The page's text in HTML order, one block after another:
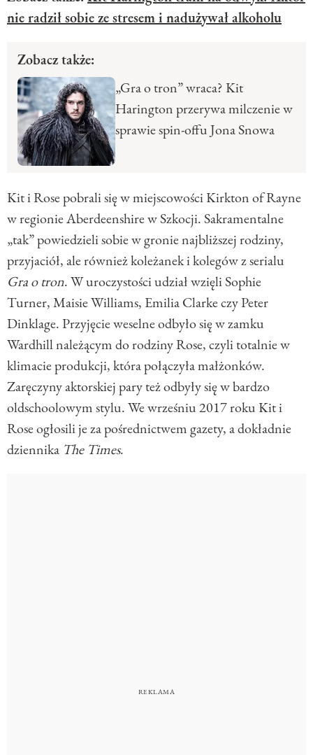
nie radził sobie ze stresem i nadużywał alkoholu
Zobacz także:
„Gra o tron” wraca? Kit
Harington przerywa milczenie w
sprawie spin-offu Jona Snowa
Kit i Rose pobrali się w miejscowości Kirkton of Rayne
w regionie Aberdeenshire w Szkocji. Sakramentalne
„tak” powiedzieli sobie w gronie najbliższej rodziny,
przyjaciół, ale również koleżanek i kolegów z serialu
Gra o tron. W uroczystości udział wzięli Sophie
Turner, Maisie Williams, Emilia Clarke czy Peter
Dinklage. Przyjęcie weselne odbyło się w zamku
Wardhill należącym do rodziny Rose, czyli totalnie w
klimacie produkcji, która połączyła małżonków.
Zaręczyny aktorskiej pary też odbyły się w bardzo
oldschoolowym stylu. We wrześniu 2017 roku Kit i
Rose ogłosili je za pośrednictwem gazety, a dokładnie
dziennika The Times.